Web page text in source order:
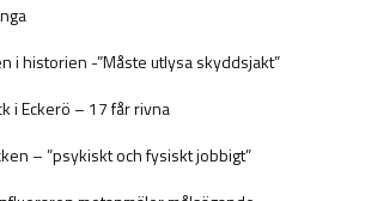
i historien -”Måste utlysa skyddsjakt”
i Eckerö – 17 får rivna
– ”psykiskt och fysiskt jobbigt”